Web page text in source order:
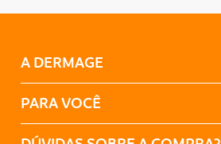
A DERMAGE
PARA VOCÊ